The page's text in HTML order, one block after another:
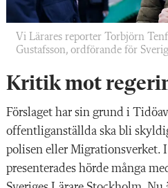
Vi Lärares reporter Torbjörn
Gustafsson, ordförande för
Kritik mot
Förslaget har sin grund i
offentliganställda ska bli
polisen eller Migrationsverket.
presenterades hörde många